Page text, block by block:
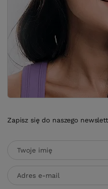
Zapisz się do naszego
Twoje imię
Adres e-mail